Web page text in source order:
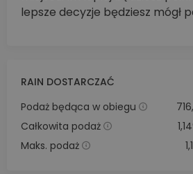
lepsze decyzje będziesz mógł
RAIN DOSTARCZAĆ
Podaż będąca w obiegu
Całkowita podaż
Maks. podaż